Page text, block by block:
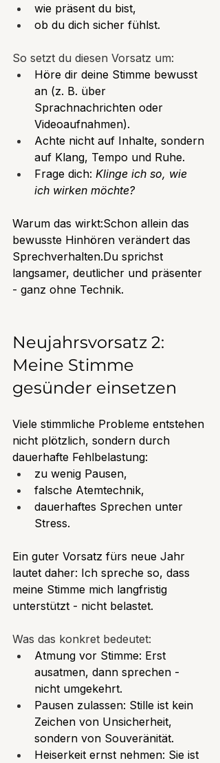
wie präsent du bist,
ob du dich sicher fühlst.
So setzt du diesen Vorsatz um:
Höre dir deine Stimme bewusst
an (z. B. über
Sprachnachrichten oder
Videoaufnahmen).
Achte nicht auf Inhalte, sondern
auf Klang, Tempo und Ruhe.
Frage dich: Klinge ich so, wie
ich wirken möchte?
Warum das wirkt:Schon allein das
bewusste Hinhören verändert das
Sprechverhalten.Du sprichst
langsamer, deutlicher und präsenter
- ganz ohne Technik.
Neujahrsvorsatz 2:
Meine Stimme
gesünder einsetzen
Viele stimmliche Probleme entstehen
nicht plötzlich, sondern durch
dauerhafte Fehlbelastung:
zu wenig Pausen,
falsche Atemtechnik,
dauerhaftes Sprechen unter
Stress.
Ein guter Vorsatz fürs neue Jahr
lautet daher: Ich spreche so, dass
meine Stimme mich langfristig
unterstützt - nicht belastet.
Was das konkret bedeutet:
Atmung vor Stimme: Erst
ausatmen, dann sprechen -
nicht umgekehrt.
Pausen zulassen: Stille ist kein
Zeichen von Unsicherheit,
sondern von Souveränität.
Heiserkeit ernst nehmen: Sie ist